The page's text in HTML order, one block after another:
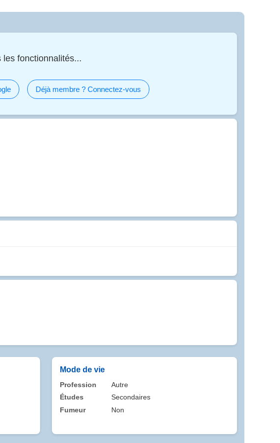
fonctionnalités...
Déjà membre ? Connectez-vous
Mode de vie
Profession
Autre
Études
Secondaires
Fumeur
Non